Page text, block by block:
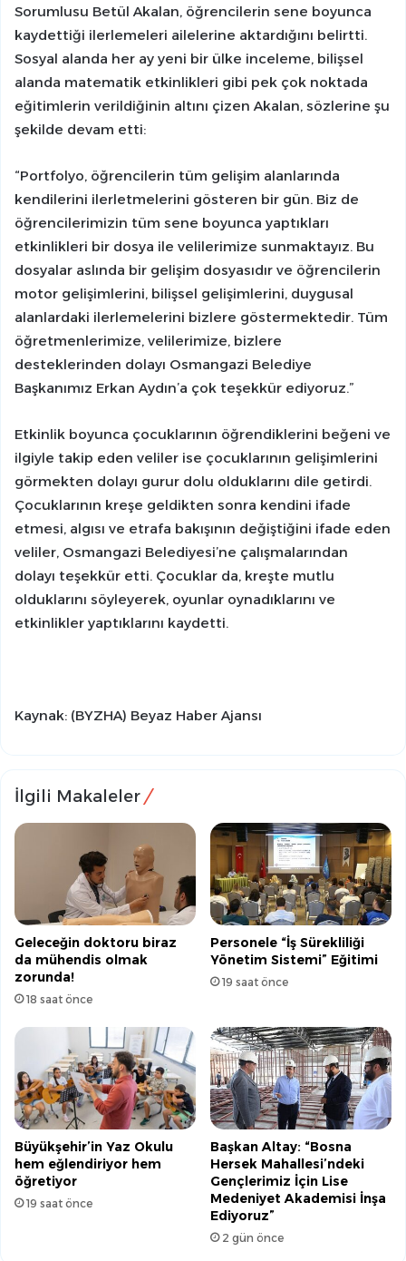
Sorumlusu Betül Akalan, öğrencilerin sene boyunca
kaydettiği ilerlemeleri ailelerine aktardığını belirtti.
Sosyal alanda her ay yeni bir ülke inceleme, bilişsel
alanda matematik etkinlikleri gibi pek çok noktada
eğitimlerin verildiğinin altını çizen Akalan, sözlerine şu
şekilde devam etti:
“Portfolyo, öğrencilerin tüm gelişim alanlarında
kendilerini ilerletmelerini gösteren bir gün. Biz de
öğrencilerimizin tüm sene boyunca yaptıkları
etkinlikleri bir dosya ile velilerimize sunmaktayız. Bu
dosyalar aslında bir gelişim dosyasıdır ve öğrencilerin
motor gelişimlerini, bilişsel gelişimlerini, duygusal
alanlardaki ilerlemelerini bizlere göstermektedir. Tüm
öğretmenlerimize, velilerimize, bizlere
desteklerinden dolayı Osmangazi Belediye
Başkanımız Erkan Aydın’a çok teşekkür ediyoruz.”
Etkinlik boyunca çocuklarının öğrendiklerini beğeni ve
ilgiyle takip eden veliler ise çocuklarının gelişimlerini
görmekten dolayı gurur dolu olduklarını dile getirdi.
Çocuklarının kreşe geldikten sonra kendini ifade
etmesi, algısı ve etrafa bakışının değiştiğini ifade eden
veliler, Osmangazi Belediyesi’ne çalışmalarından
dolayı teşekkür etti. Çocuklar da, kreşte mutlu
olduklarını söyleyerek, oyunlar oynadıklarını ve
etkinlikler yaptıklarını kaydetti.
Kaynak: (BYZHA) Beyaz Haber Ajansı
İlgili Makaleler
Geleceğin doktoru biraz
da mühendis olmak
zorunda!
18 saat önce
Personele “İş Sürekliliği
Yönetim Sistemi” Eğitimi
19 saat önce
Büyükşehir’in Yaz Okulu
hem eğlendiriyor hem
öğretiyor
19 saat önce
Başkan Altay: “Bosna
Hersek Mahallesi’ndeki
Gençlerimiz İçin Lise
Medeniyet Akademisi İnşa
Ediyoruz”
2 gün önce